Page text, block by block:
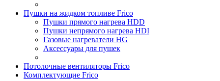
Пушки на жидком топливе Frico
Пушки прямого нагрева HDD
Пушки непрямого нагрева HDI
Газовые нагреватели HG
Аксессуары для пушек
Потолочные вентиляторы Frico
Комплектующие Frico